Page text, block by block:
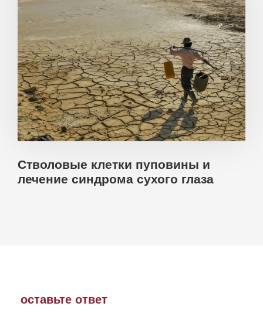
Стволовые клетки пуповины и
лечение синдрома сухого глаза
оставьте ответ